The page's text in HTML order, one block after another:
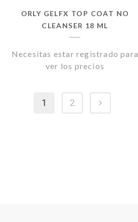
ORLY GELFX TOP COAT NO
CLEANSER 18 ML
Necesitas estar registrado para
ver los precios
1 2